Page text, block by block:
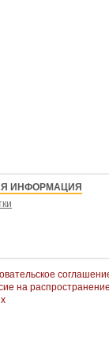
ИНФОРМАЦИЯ
на